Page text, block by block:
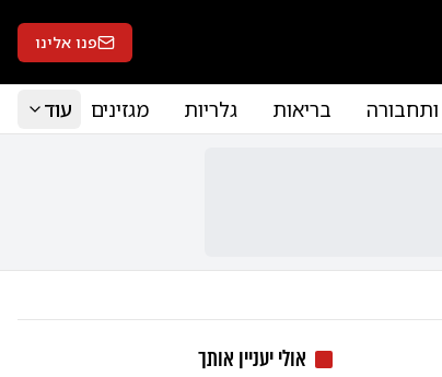
פנו אלינו
בריאות גלריות מגזינים עוד
אולי יעניין אותך